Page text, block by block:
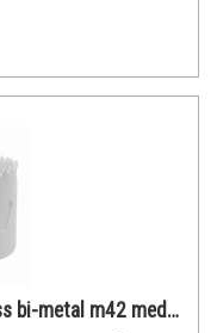
Diesella Hulsav ø64 mm (2 1/2) hss bi-metal m42 med 8% cobolt"